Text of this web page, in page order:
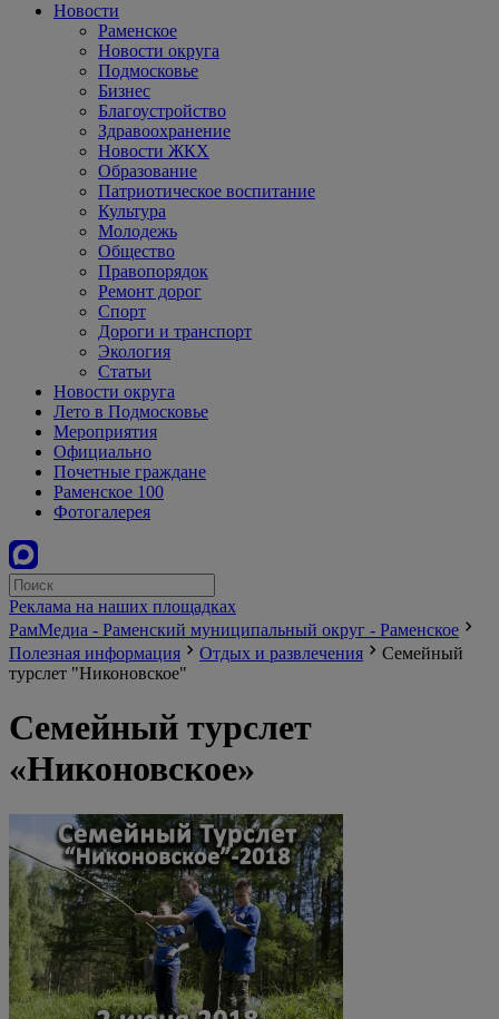
Новости
Раменское
Новости округа
Подмосковье
Бизнес
Благоустройство
Здравоохранение
Новости ЖКХ
Образование
Патриотическое воспитание
Культура
Молодежь
Общество
Правопорядок
Ремонт дорог
Спорт
Дороги и транспорт
Экология
Статьи
Новости округа
Лето в Подмосковье
Мероприятия
Официально
Почетные граждане
Раменское 100
Фотогалерея
Реклама на наших площадках
РамМедиа - Раменский муниципальный округ - Раменское
Полезная информация
Отдых и развлечения
Семейный
турслет "Никоновское"
Семейный турслет
«Никоновское»